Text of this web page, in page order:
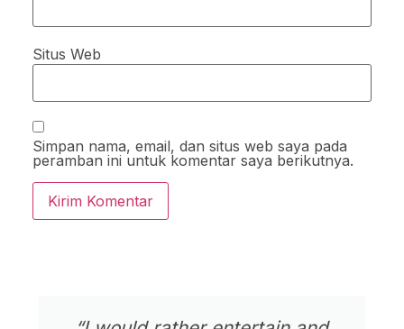
Situs Web
Simpan nama, email, dan situs web saya pada
peramban ini untuk komentar saya berikutnya.